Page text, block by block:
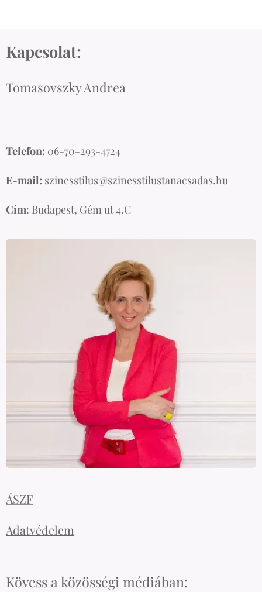
Kapcsolat:
Tomasovszky Andrea
Telefon: 06-70-293-4724
E-mail: szinesstilus@szinesstilustanacsadas.hu
Cím: Budapest, Gém ut 4.C
ÁSZF
Adatvédelem
Kövess a közösségi médiában: